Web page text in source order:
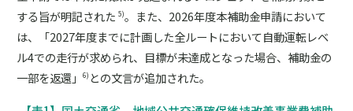
する旨が明記された5)。また、2026年度本補助金申請において
は、「2027年度までに計画した全ルートにおいて自動運転レベ
ル4での走行が求められ、目標が未達成となった場合、補助金の
一部を返還」6) との文言が追加された。